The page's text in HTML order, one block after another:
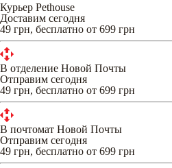
Курьер Pethouse
Доставим сегодня
49 грн, бесплатно от 699 грн
В отделение Новой Почты
Отправим сегодня
49 грн, бесплатно от 699 грн
В почтомат Новой Почты
Отправим сегодня
49 грн, бесплатно от 699 грн